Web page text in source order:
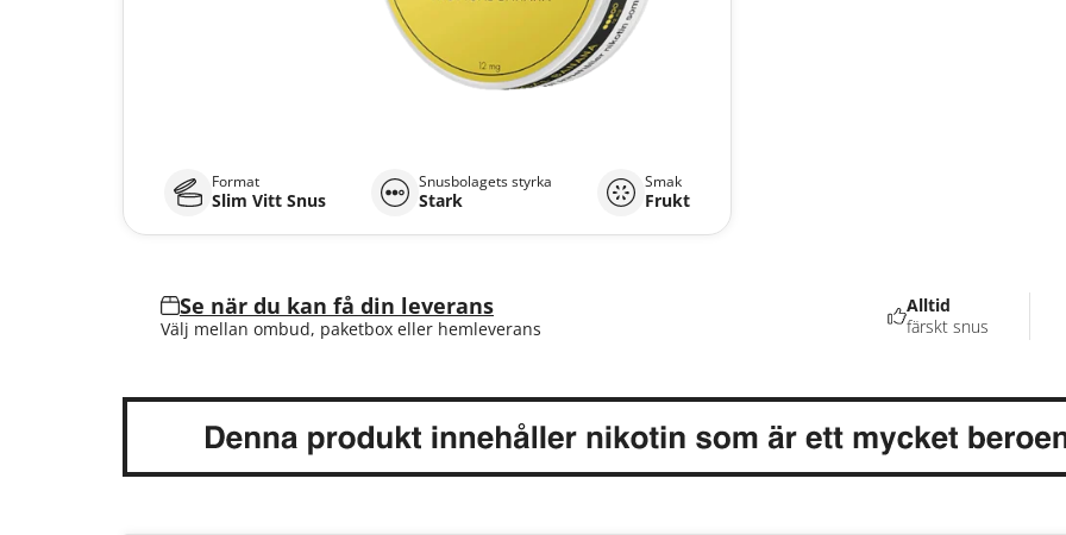
Format
Slim Vitt Snus
Snusbolagets styrka
Stark
Smak
Frukt
Se när du kan få din leverans
Välj mellan ombud, paketbox eller hemleverans
Alltid
färskt snus